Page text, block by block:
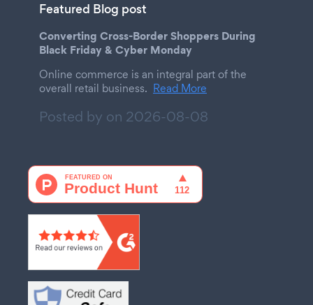
Featured Blog post
Converting Cross-Border Shoppers During
Black Friday & Cyber Monday
Online commerce is an integral part of the
overall retail business. Read More
Posted by on 2026-08-08